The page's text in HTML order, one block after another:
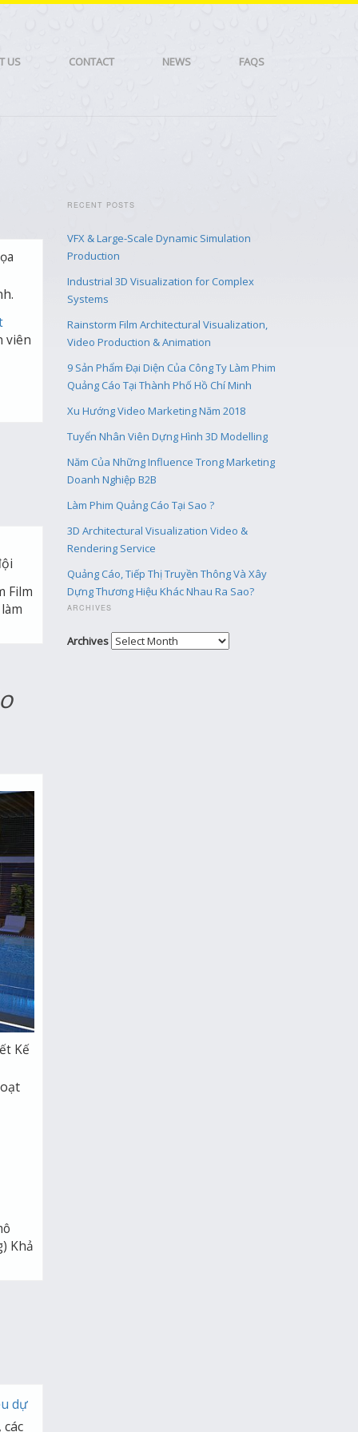
US CONTACT NEWS FAQS
viên
Film
Kế
Khả
dự
RECENT POSTS
VFX & Large-Scale Dynamic Simulation
Production
Industrial 3D Visualization for Complex
Systems
Rainstorm Film Architectural Visualization,
Video Production & Animation
9 Sản Phẩm Đại Diện Của Công Ty Làm Phim
Quảng Cáo Tại Thành Phố Hồ Chí Minh
Xu Hướng Video Marketing Năm 2018
Tuyển Nhân Viên Dựng Hình 3D Modelling
Năm Của Những Influence Trong Marketing
Doanh Nghiệp B2B
Làm Phim Quảng Cáo Tại Sao ?
3D Architectural Visualization Video &
Rendering Service
Quảng Cáo, Tiếp Thị Truyền Thông Và Xây
Dựng Thương Hiệu Khác Nhau Ra Sao?
ARCHIVES
Archives